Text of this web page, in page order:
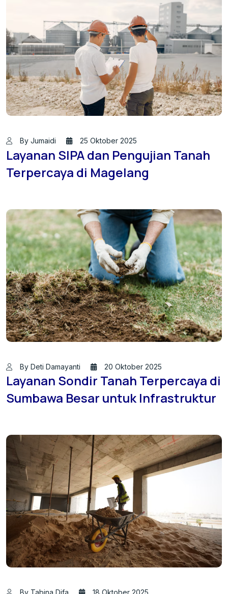
By Jumaidi 25 Oktober 2025
Layanan SIPA dan Pengujian Tanah
Terpercaya di Magelang
By Deti Damayanti 20 Oktober 2025
Layanan Sondir Tanah Terpercaya di
Sumbawa Besar untuk Infrastruktur
By Tabina Difa 18 Oktober 2025